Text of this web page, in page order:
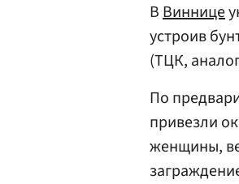
ВВиннице
устроив
(ТЦК,
По
привезли
женщины,